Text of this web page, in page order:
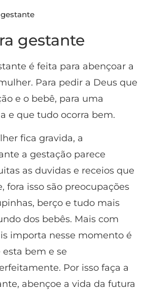
gestante
é feita para abençoar a
Para pedir a Deus que
e o bebê, para uma
e que tudo ocorra bem.
fica gravida, a
a gestação parece
as duvidas e receios que
fora isso são preocupações
berço e tudo mais
dos bebês. Mais com
importa nesse momento é
bem e se
Por isso faça a
abençoe a vida da futura